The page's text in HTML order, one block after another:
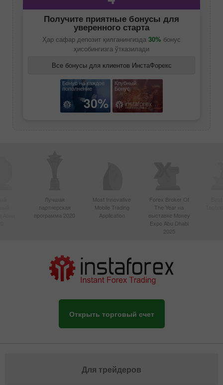
Получите приятные бонусы для
уверенного старта
Ҳар сафар депозит қилганингизда 30% бонус
ҳисобингизга ўтказилади
Все бонусы для клиентов ИнстаФорекс
Бонус на каждое
пополнение
30%
Клубный
Бонус
Лучшая
партнерская
программа 2020
Most Innovative
Mobile Trading
Application
Forex Broker Of
The Year на
выставке Money
Expo Abu Dhabi
2025
Открыть торговый счет
Для трейдеров